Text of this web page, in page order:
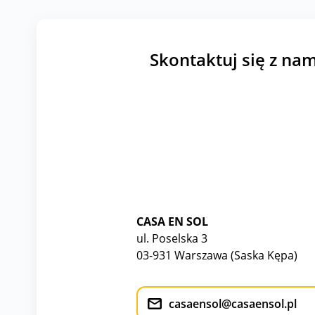
Skontaktuj się z
CASA EN SOL
ul. Poselska 3
03-931 Warszawa (Saska Kępa)
casaensol@casaensol.pl